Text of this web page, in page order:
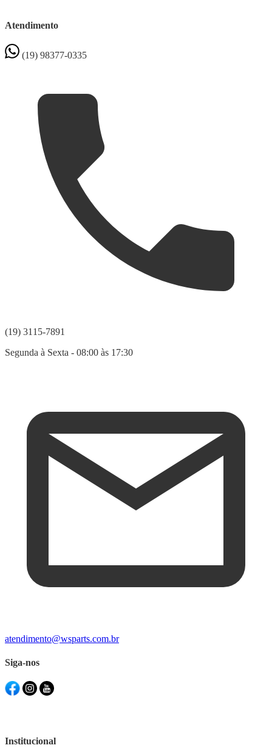
Atendimento
(19) 98377-0335
(19) 3115-7891
Segunda à Sexta - 08:00 às 17:30
atendimento@wsparts.com.br
Siga-nos
Institucional